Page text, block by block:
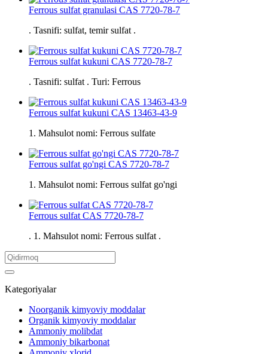
Ferrous sulfat granulasi CAS 7720-78-7
. Tasnifi: sulfat, temir sulfat .
Ferrous sulfat kukuni CAS 7720-78-7
. Tasnifi: sulfat . Turi: Ferrous
Ferrous sulfat kukuni CAS 13463-43-9
1. Mahsulot nomi: Ferrous sulfate
Ferrous sulfat go'ngi CAS 7720-78-7
1. Mahsulot nomi: Ferrous sulfat go'ngi
Ferrous sulfat CAS 7720-78-7
. 1. Mahsulot nomi: Ferrous sulfat .
Kategoriyalar
Noorganik kimyoviy moddalar
Organik kimyoviy moddalar
Ammoniy molibdat
Ammoniy bikarbonat